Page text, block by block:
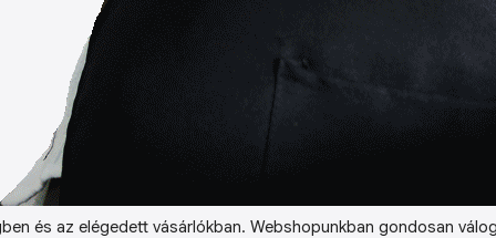
és az elégedett vásárlókban. Webshopunkban gondosan